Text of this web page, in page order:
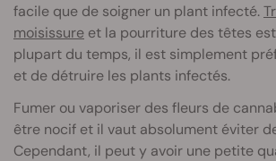
facile que de soigner un plant infecté.
moisissure et la pourriture des têtes
plupart du temps, il est simplement
et de détruire les plants infectés.
Fumer ou vaporiser des fleurs de
être nocif et il vaut absolument éviter
Cependant, il peut y avoir une petite